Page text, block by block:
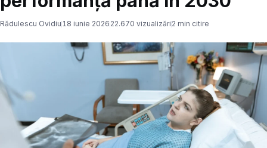
Rădulescu Ovidiu 18 iunie 2026 22.670 vizualizări 2 min citire